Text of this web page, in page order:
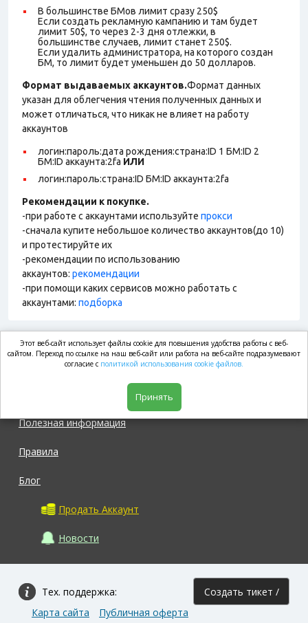
В большинстве БМов лимит сразу 250$
Если создать рекламную кампанию и там будет
лимит 50$, то через 2-3 дня отлежки, в
большинстве случаев, лимит станет 250$.
Если удалить администратора, на которого создан
БМ, то лимит будет уменьшен до 50 долларов.
Формат выдаваемых аккаунтов.Формат данных
указан для облегчения чтения полученных данных и
может отличаться, что никак не влияет на работу
аккаунтов
логин:пароль:дата рождения:страна:ID 1 БМ:ID 2
БМ:ID аккаунта:2fa ИЛИ
логин:пароль:страна:ID БМ:ID аккаунта:2fa
Рекомендации к покупке.
-при работе с аккаунтами используйте прокси
-сначала купите небольшое количество аккаунтов(до 10)
и протестируйте их
-рекомендации по использованию
аккаунтов: рекомендации
-при помощи каких сервисов можно работать с
аккаунтами: подборка
market.com
Полезная информация
Правила
Блог
Продать Аккаунт
Новости
Тех. поддержка: Создать тикет /
Карта сайта
Публичная оферта
Этот веб-сайт использует файлы cookie для повышения удобства работы с веб-
сайтом. Переход по ссылке на наш веб-сайт или работа на веб-сайте подразумевают
согласие с политикой использования cookie файлов.
Принять